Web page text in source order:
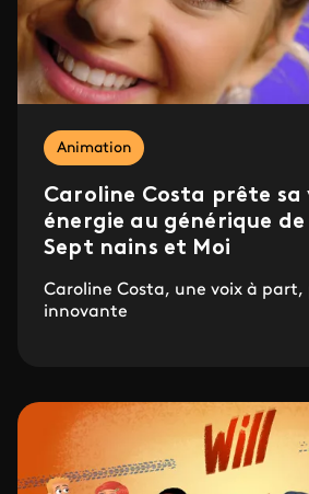
Animation
Caroline Costa prête sa
énergie au générique
Sept nains et Moi
Caroline Costa, une voix à part,
innovante